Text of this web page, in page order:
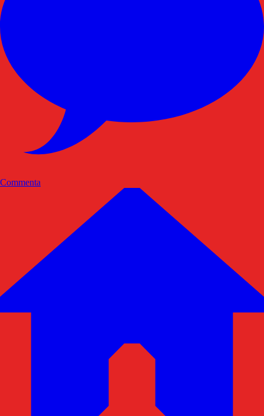
Commenta